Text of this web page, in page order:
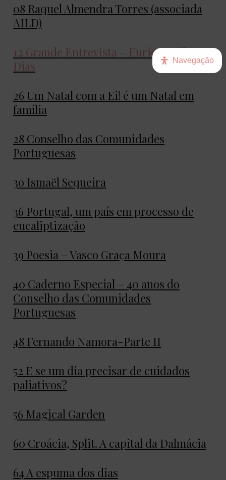
08 Raquel Almendra Torres (associada
AILD)
12 Grande Entrevista – Eurico Brilhante
Dias
26 Um Natal com a Ei! é um Natal em
família
28 Conselho das Comunidades
Portuguesas
3o Ismaël Sequeira
36 Portugal, um país em processo de
eucaliptização
39 Poesia – Vasco Graça Moura
40 Caderno Especial – 40 anos do
Conselho das Comunidades
Portuguesas
48 Fernando Namora-Parte II
52 E se um dia precisar de cuidados
paliativos?
56 Magical Garden
60 Croácia, Split. A capital da Dalmácia
64 A espuma dos dias
Navegação